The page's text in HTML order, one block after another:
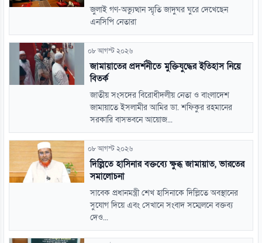
জুলাই গণ-অভ্যুত্থান স্মৃতি জাদুঘর ঘুরে দেখেছেন
এনসিপি নেতারা
০৮ আগস্ট ২০২৬
জামায়াতের প্রদর্শনীতে মুক্তিযুদ্ধের ইতিহাস নিয়ে
বিতর্ক
জাতীয় সংসদের বিরোধীদলীয় নেতা ও বাংলাদেশ
জামায়াতে ইসলামীর আমির ডা. শফিকুর রহমানের
সরকারি বাসভবনে আয়োজ...
০৮ আগস্ট ২০২৬
দিল্লিতে হাসিনার বক্তব্যে ক্ষুব্ধ জামায়াত, ভারতের
সমালোচনা
সাবেক প্রধানমন্ত্রী শেখ হাসিনাকে দিল্লিতে অবস্থানের
সুযোগ দিয়ে এবং সেখানে সংবাদ সম্মেলনে বক্তব্য
দেও...